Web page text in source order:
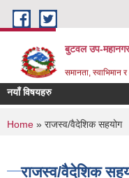
Skip to main content
बुटवल उप-
समानता,
नयाँ विषयहरु
You are here
Home » राजस्व/वैदेशिक सहयोग
राजस्व/वैदेशिक